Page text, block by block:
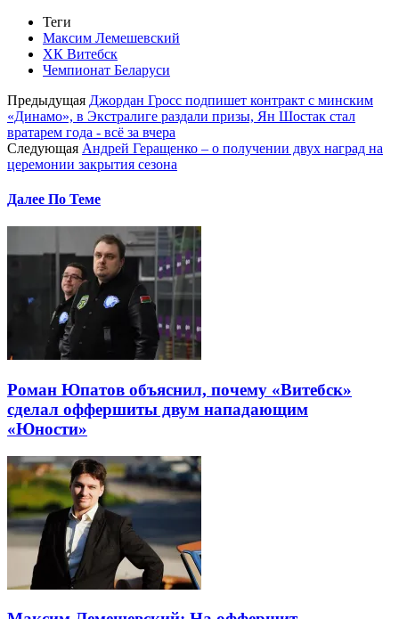
Теги
Максим Лемешевский
ХК Витебск
Чемпионат Беларуси
Предыдущая Джордан Гросс подпишет контракт с минским
«Динамо», в Экстралиге раздали призы, Ян Шостак стал
вратарем года - всё за вчера
Следующая Андрей Геращенко – о получении двух наград на
церемонии закрытия сезона
Далее По Теме
Роман Юпатов объяснил, почему «Витебск»
сделал оффершиты двум нападающим
«Юности»